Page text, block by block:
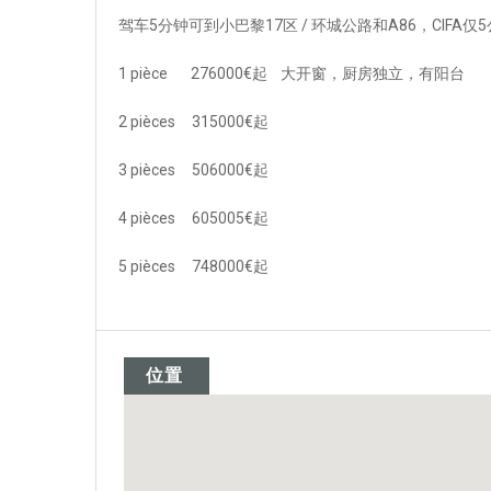
驾车5分钟可到小巴黎17区 / 环城公路和A86，CIFA仅
1 pièce 276000€起 大开窗，厨房独立，有阳台
2 pièces 315000€起
3 pièces 506000€起
4 pièces 605005€起
5 pièces 748000€起
位置